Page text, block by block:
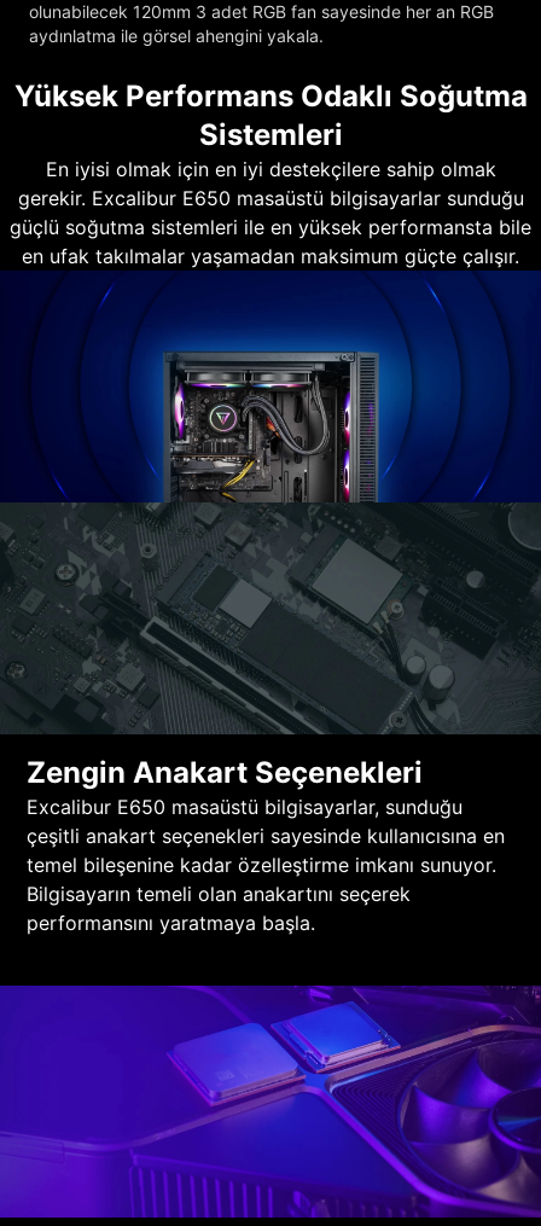
olunabilecek 120mm 3 adet RGB fan sayesinde her an RGB
aydınlatma ile görsel ahengini yakala.
Yüksek Performans Odaklı Soğutma
Sistemleri
En iyisi olmak için en iyi destekçilere sahip olmak
gerekir. Excalibur E650 masaüstü bilgisayarlar sunduğu
güçlü soğutma sistemleri ile en yüksek performansta bile
en ufak takılmalar yaşamadan maksimum güçte çalışır.
Zengin Anakart Seçenekleri
Excalibur E650 masaüstü bilgisayarlar, sunduğu
çeşitli anakart seçenekleri sayesinde kullanıcısına en
temel bileşenine kadar özelleştirme imkanı sunuyor.
Bilgisayarın temeli olan anakartını seçerek
performansını yaratmaya başla.